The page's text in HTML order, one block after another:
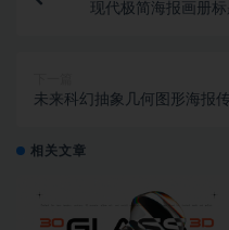
现代极简海报画册
未来科幻抽象几何图形海报
相关文章